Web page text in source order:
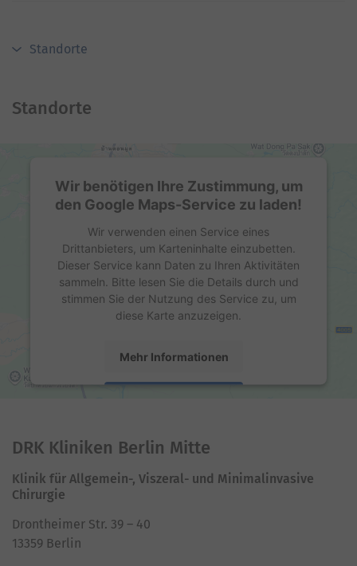
Standorte
Standorte
Wir benötigen Ihre Zustimmung, um
den Google Maps-Service zu laden!
Wir verwenden einen Service eines
Drittanbieters, um Karteninhalte einzubetten.
Dieser Service kann Daten zu Ihren Aktivitäten
sammeln. Bitte lesen Sie die Details durch und
stimmen Sie der Nutzung des Service zu, um
diese Karte anzuzeigen.
Mehr Informationen
Platform
DRK Kliniken Berlin Mitte
Klinik für Allgemein-, Viszeral- und Minimalinvasive
Chirurgie
Drontheimer Str. 39 – 40
13359 Berlin